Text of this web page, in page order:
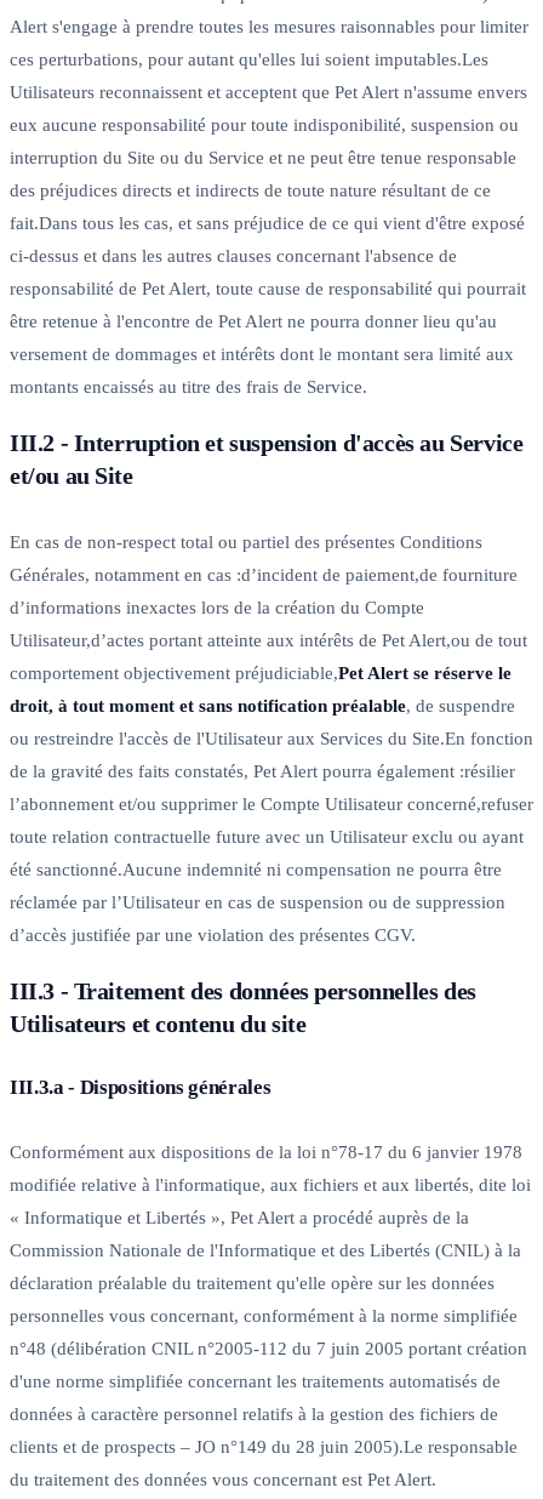
Alert s'engage à prendre toutes les mesures raisonnables pour limiter
ces perturbations, pour autant qu'elles lui soient imputables.Les
Utilisateurs reconnaissent et acceptent que Pet Alert n'assume envers
eux aucune responsabilité pour toute indisponibilité, suspension ou
interruption du Site ou du Service et ne peut être tenue responsable
des préjudices directs et indirects de toute nature résultant de ce
fait.Dans tous les cas, et sans préjudice de ce qui vient d'être exposé
ci-dessus et dans les autres clauses concernant l'absence de
responsabilité de Pet Alert, toute cause de responsabilité qui pourrait
être retenue à l'encontre de Pet Alert ne pourra donner lieu qu'au
versement de dommages et intérêts dont le montant sera limité aux
montants encaissés au titre des frais de Service.
III.2 - Interruption et suspension d'accès au Service
et/ou au Site
En cas de non-respect total ou partiel des présentes Conditions
Générales, notamment en cas :d’incident de paiement,de fourniture
d’informations inexactes lors de la création du Compte
Utilisateur,d’actes portant atteinte aux intérêts de Pet Alert,ou de tout
comportement objectivement préjudiciable,Pet Alert se réserve le
droit, à tout moment et sans notification préalable, de suspendre
ou restreindre l'accès de l'Utilisateur aux Services du Site.En fonction
de la gravité des faits constatés, Pet Alert pourra également :résilier
l’abonnement et/ou supprimer le Compte Utilisateur concerné,refuser
toute relation contractuelle future avec un Utilisateur exclu ou ayant
été sanctionné.Aucune indemnité ni compensation ne pourra être
réclamée par l’Utilisateur en cas de suspension ou de suppression
d’accès justifiée par une violation des présentes CGV.
III.3 - Traitement des données personnelles des
Utilisateurs et contenu du site
III.3.a - Dispositions générales
Conformément aux dispositions de la loi n°78-17 du 6 janvier 1978
modifiée relative à l'informatique, aux fichiers et aux libertés, dite loi
« Informatique et Libertés », Pet Alert a procédé auprès de la
Commission Nationale de l'Informatique et des Libertés (CNIL) à la
déclaration préalable du traitement qu'elle opère sur les données
personnelles vous concernant, conformément à la norme simplifiée
n°48 (délibération CNIL n°2005-112 du 7 juin 2005 portant création
d'une norme simplifiée concernant les traitements automatisés de
données à caractère personnel relatifs à la gestion des fichiers de
clients et de prospects – JO n°149 du 28 juin 2005).Le responsable
du traitement des données vous concernant est Pet Alert.